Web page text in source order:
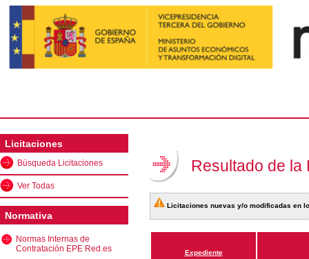
Licitaciones
Búsqueda Licitaciones
Ver Todas
Normativa
Normas Internas de
Contratación EPE Red.es
Resultado de la
Licitaciones nuevas y/o modificadas en
Expediente